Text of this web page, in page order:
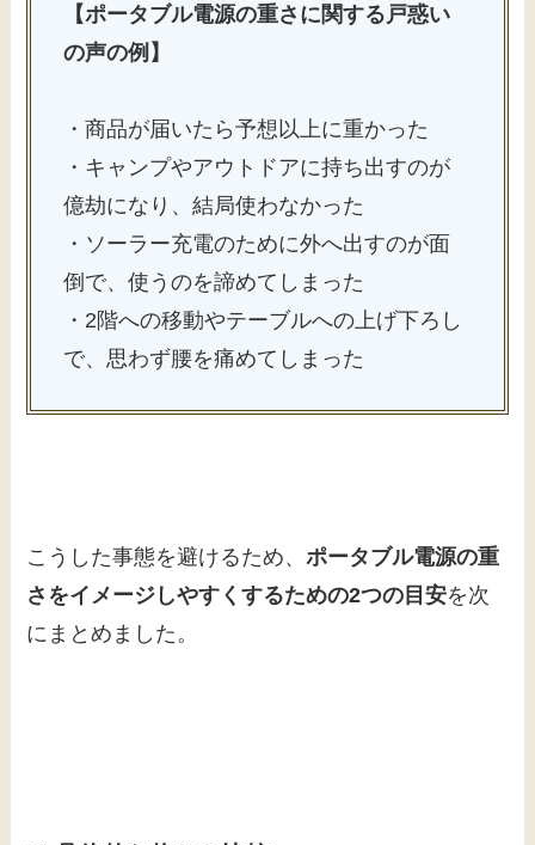
【ポータブル電源の重さに関する戸惑い
の声の例】
・商品が届いたら予想以上に重かった
・キャンプやアウトドアに持ち出すのが
億劫になり、結局使わなかった
・ソーラー充電のために外へ出すのが面
倒で、使うのを諦めてしまった
・2階への移動やテーブルへの上げ下ろし
で、思わず腰を痛めてしまった
こうした事態を避けるため、ポータブル電源の重
さをイメージしやすくするための2つの目安を次
にまとめました。